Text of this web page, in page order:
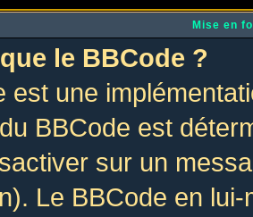
Mise en
le BBCode ?
est une
BBCode est
sur un
Le BBCode en